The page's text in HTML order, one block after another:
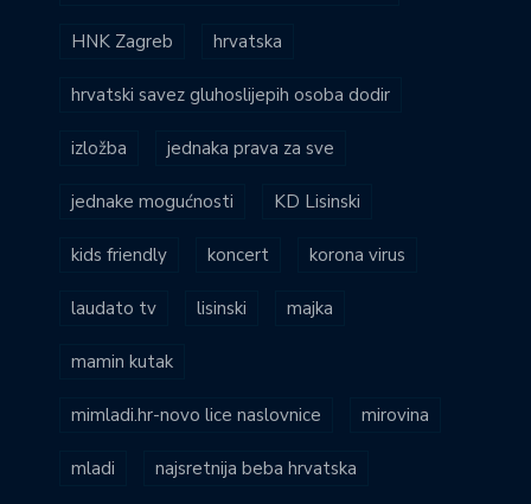
HNK Zagreb hrvatska
hrvatski savez gluhoslijepih osoba dodir
izložba jednaka prava za sve
jednake mogućnosti KD Lisinski
kids friendly koncert korona virus
laudato tv lisinski majka
mamin kutak
mimladi.hr-novo lice naslovnice mirovina
mladi najsretnija beba hrvatska